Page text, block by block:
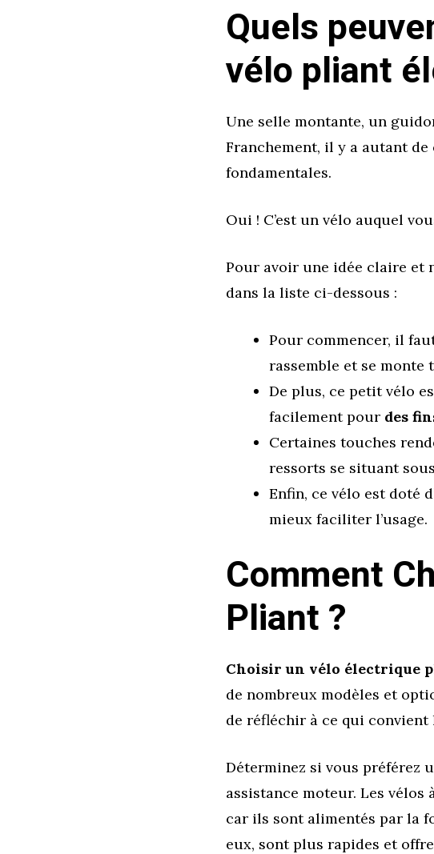
Quels
vélo pliant
Une selle montante, un
Franchement, il y a autant
fondamentales.
Oui ! C’est un vélo auquel
Pour avoir une idée claire et
dans la liste ci-dessous :
Pour commencer, il
rassemble et se monte
De plus, ce petit vélo
facilement pour des
Certaines touches
ressorts se situant
Enfin, ce vélo est doté
mieux faciliter l’usage.
Comment
Pliant ?
Choisir un vélo électrique
de nombreux modèles et
de réfléchir à ce qui
Déterminez si vous préférez
assistance moteur. Les
car ils sont alimentés par la
eux, sont plus rapides et